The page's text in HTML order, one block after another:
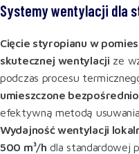
Systemy wentylacji dla
Cięcie styropianu w
skutecznej wentylacji ze
podczas procesu
umieszczone
efektywną metodą usuwania
Wydajność wentylacji
500 m³/h dla standardowej